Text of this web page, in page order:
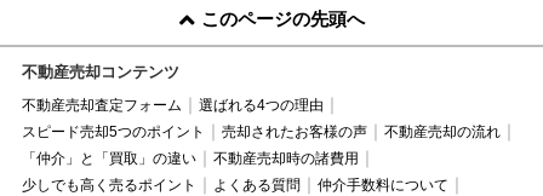
このページの先頭へ
不動産売却コンテンツ
不動産売却査定フォーム
選ばれる4つの理由
スピード売却5つのポイント
売却されたお客様の声
不動産売却の流れ
「仲介」と「買取」の違い
不動産売却時の諸費用
少しでも高く売るポイント
よくある質問
仲介手数料について